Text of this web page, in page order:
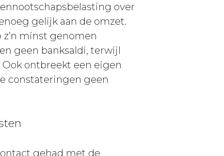
over
gelijk aan de omzet.
minst genomen
geen banksaldi, terwijl
ontbreekt een eigen
constateringen geen
gehad met de